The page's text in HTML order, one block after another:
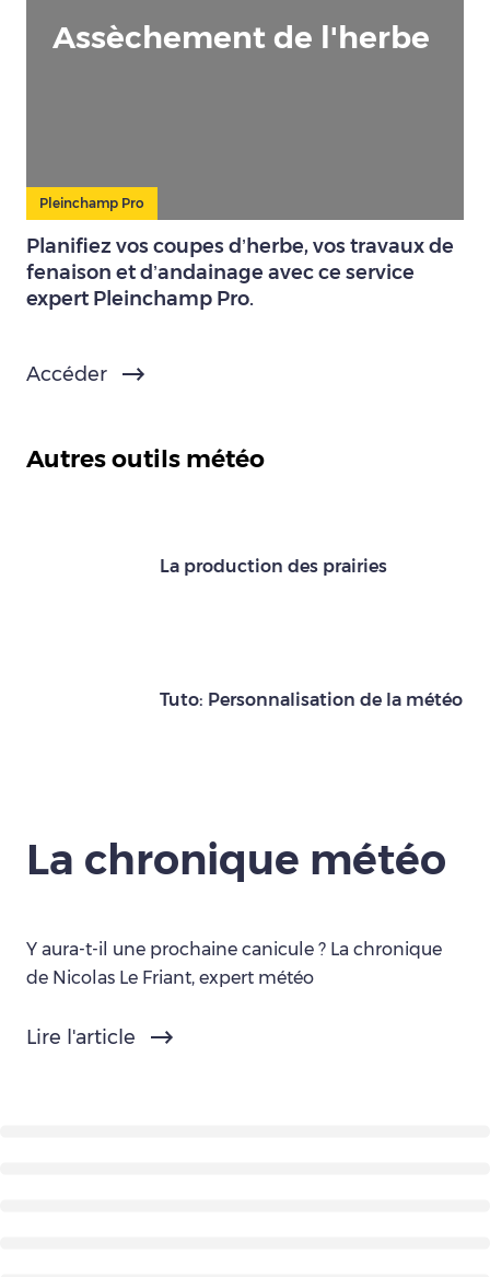
Assèchement de l'herbe
Pleinchamp Pro
Planifiez vos coupes d’herbe, vos travaux de
fenaison et d’andainage avec ce service
expert Pleinchamp Pro.
Accéder
Autres outils météo
La production des prairies
Tuto: Personnalisation de la météo
La chronique météo
Y aura-t-il une prochaine canicule ? La chronique
de Nicolas Le Friant, expert météo
Lire l'article